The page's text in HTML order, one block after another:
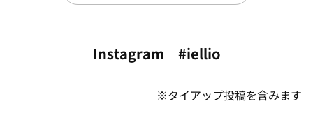
Instagram #iellio
※タイアップ投稿を含みます